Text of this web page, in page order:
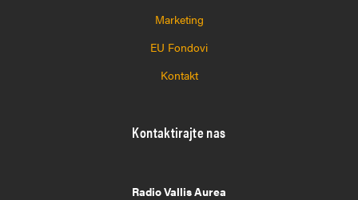
Marketing
EU Fondovi
Kontakt
Kontaktirajte nas
Radio Vallis Aurea